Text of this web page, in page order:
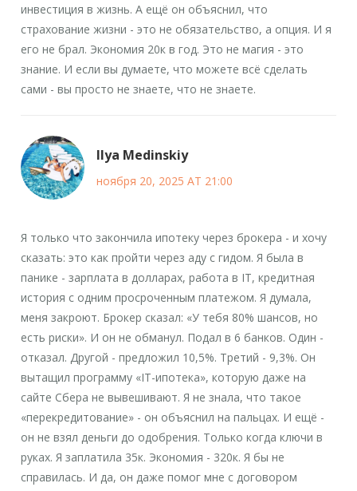
инвестиция в жизнь. А ещё он объяснил, что
страхование жизни - это не обязательство, а опция. И я
его не брал. Экономия 20к в год. Это не магия - это
знание. И если вы думаете, что можете всё сделать
сами - вы просто не знаете, что не знаете.
Ilya Medinskiy
ноября 20, 2025 AT 21:00
Я только что закончила ипотеку через брокера - и хочу
сказать: это как пройти через аду с гидом. Я была в
панике - зарплата в долларах, работа в IT, кредитная
история с одним просроченным платежом. Я думала,
меня закроют. Брокер сказал: «У тебя 80% шансов, но
есть риски». И он не обманул. Подал в 6 банков. Один -
отказал. Другой - предложил 10,5%. Третий - 9,3%. Он
вытащил программу «IT-ипотека», которую даже на
сайте Сбера не вывешивают. Я не знала, что такое
«перекредитование» - он объяснил на пальцах. И ещё -
он не взял деньги до одобрения. Только когда ключи в
руках. Я заплатила 35к. Экономия - 320к. Я бы не
справилась. И да, он даже помог мне с договором